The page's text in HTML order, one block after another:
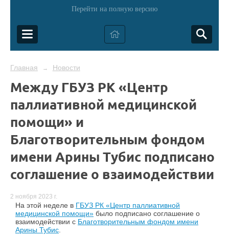
Перейти на полную версию
Главная → Новости
Между ГБУЗ РК «Центр
паллиативной медицинской
помощи» и
Благотворительным фондом
имени Арины Тубис подписано
соглашение о взаимодействии
2 ноября 2023 г.
На этой неделе в ГБУЗ РК «Центр паллиативной
медицинской помощи» было подписано соглашение о
взаимодействии с Благотворительным фондом имени
Арины Тубис.